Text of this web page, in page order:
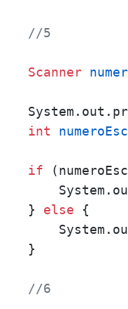
//5
Scanner
int
if
}
else {
}
//6